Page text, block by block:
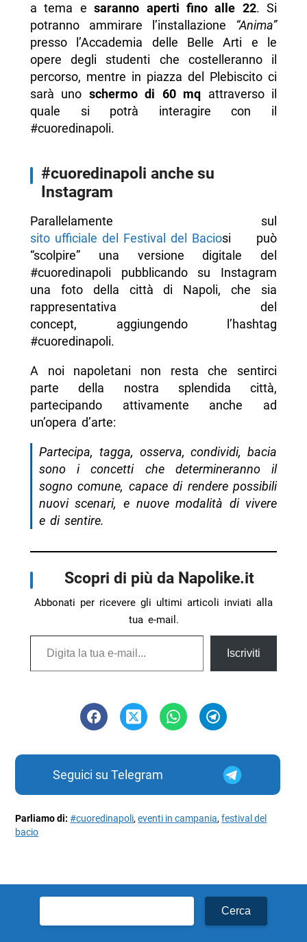
a tema e saranno aperti fino alle 22. Si
potranno ammirare l’installazione “Anima”
presso l’Accademia delle Belle Arti e le
opere degli studenti che costelleranno il
percorso, mentre in piazza del Plebiscito ci
sarà uno schermo di 60 mq attraverso il
quale si potrà interagire con il
#cuoredinapoli.
#cuoredinapoli anche su
Instagram
Parallelamente sul
sito ufficiale del Festival del Baciosi può
“scolpire” una versione digitale del
#cuoredinapoli pubblicando su Instagram
una foto della città di Napoli, che sia
rappresentativa del
concept, aggiungendo l’hashtag
#cuoredinapoli.
A noi napoletani non resta che sentirci
parte della nostra splendida città,
partecipando attivamente anche ad
un’opera d’arte:
Partecipa, tagga, osserva, condividi, bacia
sono i concetti che determineranno il
sogno comune, capace di rendere possibili
nuovi scenari, e nuove modalità di vivere
e di sentire.
Scopri di più da Napolike.it
Abbonati per ricevere gli ultimi articoli inviati alla
tua e-mail.
Digita la tua e-mail...
Iscriviti
Seguici su Telegram
Parliamo di:#cuoredinapoli,eventi in campania,festival del
bacio
per: